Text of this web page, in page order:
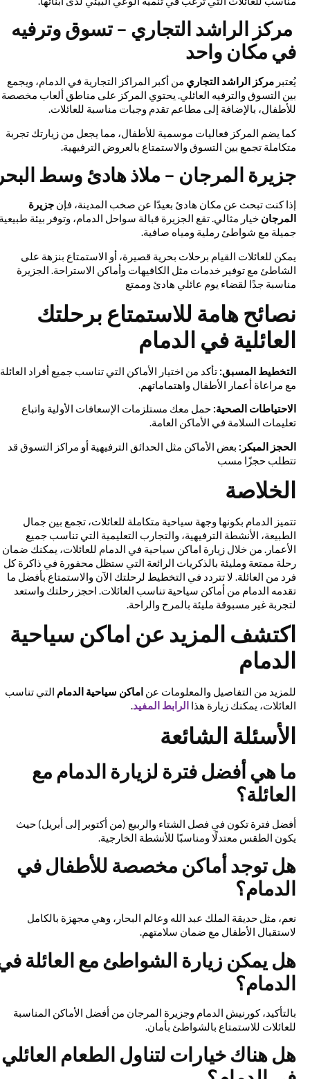
مركز الراشد التجاري – تسوق وترفيه
في مكان واحد
يُعتبرمركز الراشد التجاري من أكبر المراكز التجارية في الدمام، ويجمع
بين التسوق والترفيه العائلي. يحتوي المركز على مناطق ألعاب مخصصة
للأطفال، بالإضافة إلى مطاعم تقدم وجبات مناسبة للعائلات.
كما يضم المركز فعاليات موسمية للأطفال، مما يجعل من زيارتك تجربة
متكاملة تجمع بين التسوق والاستمتاع بالعروض الترفيهية.
جزيرة المرجان – ملاذ هادئ وسط البحر
إذا كنت تبحث عن مكان هادئ بعيدًا عن صخب المدينة، فإنجزيرة
المرجانخيار مثالي. تقع الجزيرة قبالة سواحل الدمام، وتوفر بيئة طبيعية
جميلة مع شواطئ رملية ومياه صافية.
يمكن للعائلات القيام برحلات بحرية قصيرة، أو الاستمتاع بنزهة على
الشاطئ مع توفير خدمات مثل الكافيهات وأماكن الاستراحة. الجزيرة
مناسبة جدًا لقضاء يوم عائلي هادئ وممتع
نصائح هامة للاستمتاع برحلتك
العائلية في الدمام
التخطيط المسبق:تأكد من اختيار الأماكن التي تناسب جميع أفراد العائلة
مع مراعاة أعمار الأطفال واهتماماتهم.
الاحتياطات الصحية:حمل معك مستلزمات الإسعافات الأولية واتباع
تعليمات السلامة في الأماكن العامة.
الحجز المبكر:بعض الأماكن مثل الحدائق الترفيهية أو مراكز التسوق قد
تتطلب حجزًا مسب
الخلاصة
تتميز الدمام بكونها وجهة سياحية متكاملة للعائلات، تجمع بين جمال
الطبيعة، الأنشطة الترفيهية، والتجارب التعليمية التي تناسب جميع
الأعمار. من خلال زيارة اماكن سياحية في الدمام للعائلات، يمكنك ضمان
رحلة ممتعة ومليئة بالذكريات الرائعة التي ستظل محفورة في ذاكرة كل
فرد من العائلة. لا تتردد في التخطيط لرحلتك الآن والاستمتاع بأفضل ما
تقدمه الدمام من أماكن سياحية تناسب العائلات. احجز رحلتك واستعد
لتجربة غير مسبوقة مليئة بالمرح والراحة.
اكتشف المزيد عن اماكن سياحية
الدمام
للمزيد من التفاصيل والمعلومات عناماكن سياحية الدمامالتي تناسب
العائلات، يمكنك زيارة هذاالرابط المفيد.
الأسئلة الشائعة
ما هي أفضل فترة لزيارة الدمام مع
العائلة؟
أفضل فترة تكون في فصل الشتاء والربيع (من أكتوبر إلى أبريل) حيث
يكون الطقس معتدلًا ومناسبًا للأنشطة الخارجية.
هل توجد أماكن مخصصة للأطفال في
الدمام؟
نعم، مثل حديقة الملك عبد الله وعالم البحار، وهي مجهزة بالكامل
لاستقبال الأطفال مع ضمان سلامتهم.
هل يمكن زيارة الشواطئ مع العائلة في
الدمام؟
بالتأكيد، كورنيش الدمام وجزيرة المرجان من أفضل الأماكن المناسبة
للعائلات للاستمتاع بالشواطئ بأمان.
هل هناك خيارات لتناول الطعام العائلي